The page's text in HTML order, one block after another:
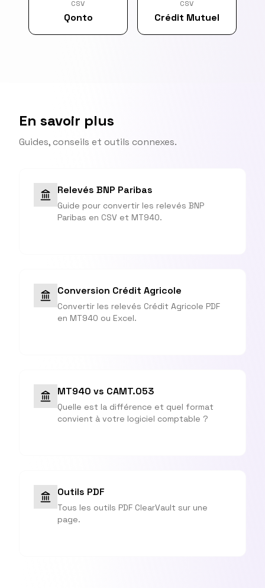
CSV
Qonto
CSV
Crédit Mutuel
En savoir plus
Guides, conseils et outils connexes.
Relevés BNP Paribas
Guide pour convertir les relevés BNP
Paribas en CSV et MT940.
Conversion Crédit Agricole
Convertir les relevés Crédit Agricole PDF
en MT940 ou Excel.
MT940 vs CAMT.053
Quelle est la différence et quel format
convient à votre logiciel comptable ?
Outils PDF
Tous les outils PDF ClearVault sur une
page.